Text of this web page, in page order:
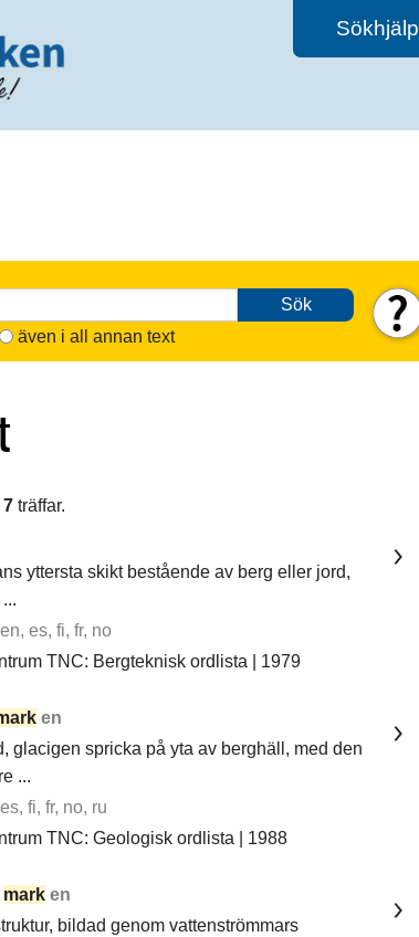
Sökhjälp
Sök
även i all annan text
7 träffar.
yttersta skikt bestående av berg eller jord,
es, fi, fr, no
TNC: Bergteknisk ordlista | 1979
en
glacigen spricka på yta av berghäll, med den
...
fi, fr, no, ru
TNC: Geologisk ordlista | 1988
mark en
bildad genom vattenströmmars